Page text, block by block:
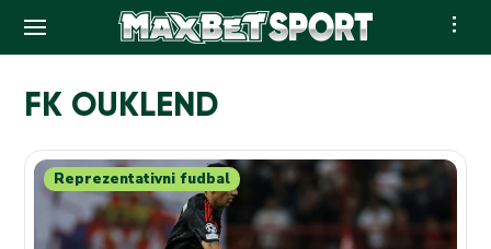
content
FK OUKLEND
Reprezentativni fudbal